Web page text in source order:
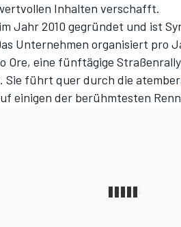
Inhalten verschafft.
Jahr 2010 gegründet und ist
Unternehmen organisiert pro
Ore, eine fünftägige
Sie führt quer durch die
einigen der berühmtesten